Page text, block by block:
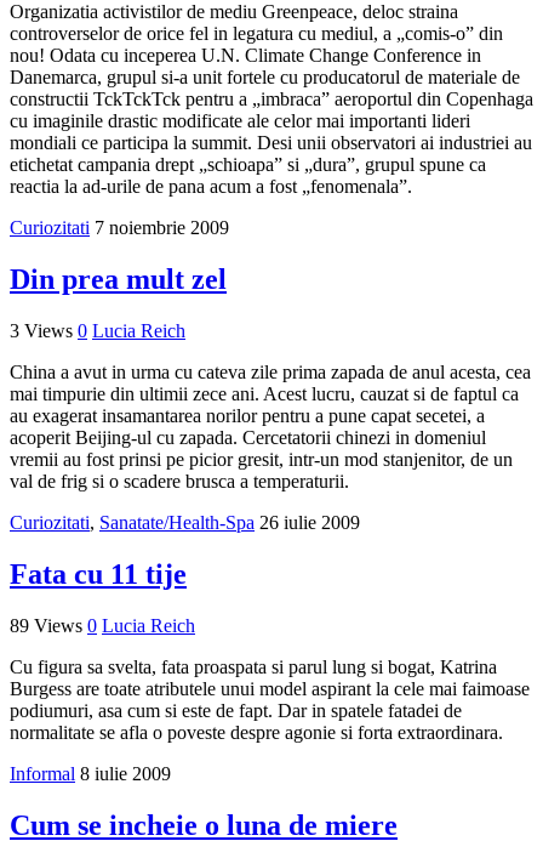
Organizatia activistilor de mediu Greenpeace, deloc straina
controverselor de orice fel in legatura cu mediul, a „comis-o” din
nou! Odata cu inceperea U.N. Climate Change Conference in
Danemarca, grupul si-a unit fortele cu producatorul de materiale de
constructii TckTckTck pentru a „imbraca” aeroportul din Copenhaga
cu imaginile drastic modificate ale celor mai importanti lideri
mondiali ce participa la summit. Desi unii observatori ai industriei au
etichetat campania drept „schioapa” si „dura”, grupul spune ca
reactia la ad-urile de pana acum a fost „fenomenala”.
Curiozitati 7 noiembrie 2009
Din prea mult zel
3 Views 0 Lucia Reich
China a avut in urma cu cateva zile prima zapada de anul acesta, cea
mai timpurie din ultimii zece ani. Acest lucru, cauzat si de faptul ca
au exagerat insamantarea norilor pentru a pune capat secetei, a
acoperit Beijing-ul cu zapada. Cercetatorii chinezi in domeniul
vremii au fost prinsi pe picior gresit, intr-un mod stanjenitor, de un
val de frig si o scadere brusca a temperaturii.
Curiozitati, Sanatate/Health-Spa 26 iulie 2009
Fata cu 11 tije
89 Views 0 Lucia Reich
Cu figura sa svelta, fata proaspata si parul lung si bogat, Katrina
Burgess are toate atributele unui model aspirant la cele mai faimoase
podiumuri, asa cum si este de fapt. Dar in spatele fatadei de
normalitate se afla o poveste despre agonie si forta extraordinara.
Informal 8 iulie 2009
Cum se incheie o luna de miere